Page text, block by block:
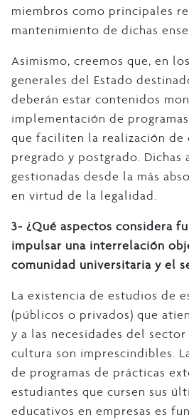
miembros como principales
mantenimiento de dichas
Asimismo, creemos que, en
generales del Estado
deberán estar contenidos
implementación de
que faciliten la realización de
pregrado y postgrado. Dichas
gestionadas desde la más
en virtud de la legalidad.
3- ¿Qué aspectos considera
impulsar una interrelación
comunidad universitaria y el
La existencia de estudios de
(públicos o privados) que
y a las necesidades del
cultura son imprescindibles.
de programas de prácticas
estudiantes que cursen sus
educativos en empresas es